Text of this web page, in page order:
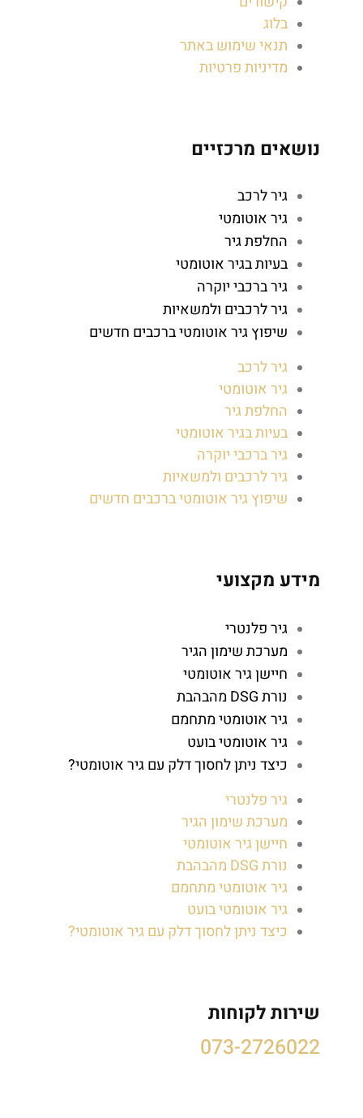
בלוג
תנאי שימוש באתר
מדיניות פרטיות
נושאים מרכזיים
גיר לרכב
גיר אוטומטי
החלפת גיר
בעיות בגיר אוטומטי
גיר ברכבי יוקרה
גיר לרכבים ולמשאיות
שיפוץ גיר אוטומטי ברכבים חדשים
גיר לרכב
גיר אוטומטי
החלפת גיר
בעיות בגיר אוטומטי
גיר ברכבי יוקרה
גיר לרכבים ולמשאיות
שיפוץ גיר אוטומטי ברכבים חדשים
מידע מקצועי
גיר פלנטרי
מערכת שימון הגיר
חיישן גיר אוטומטי
נורת DSG מהבהבת
גיר אוטומטי מתחמם
גיר אוטומטי בועט
כיצד ניתן לחסוך דלק עם גיר אוטומטי?
גיר פלנטרי
מערכת שימון הגיר
חיישן גיר אוטומטי
נורת DSG מהבהבת
גיר אוטומטי מתחמם
גיר אוטומטי בועט
כיצד ניתן לחסוך דלק עם גיר אוטומטי?
שירות לקוחות
073-2726022